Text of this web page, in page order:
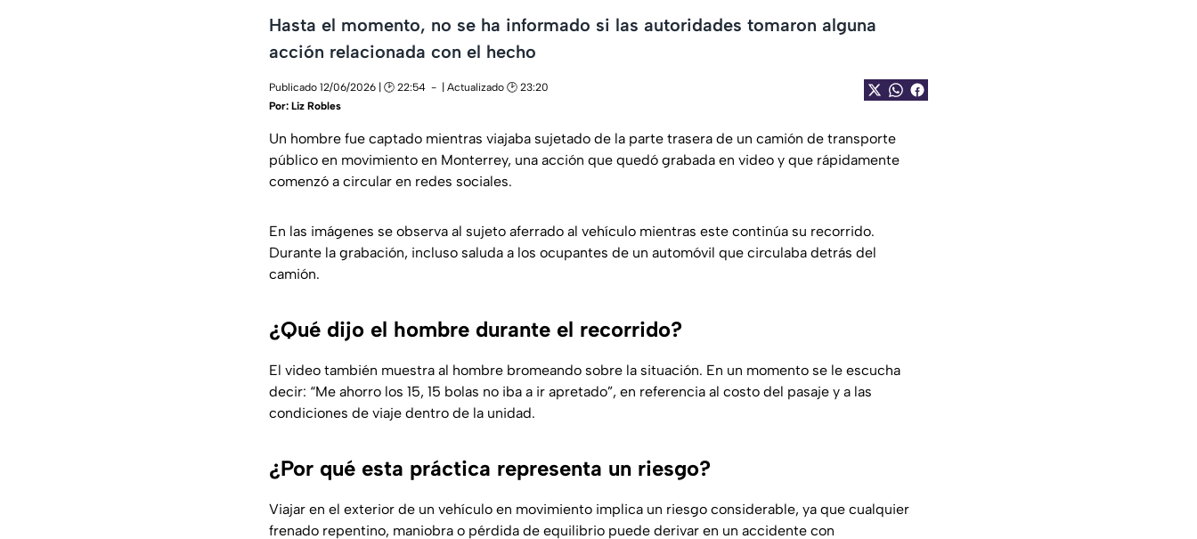
Hasta el momento, no se ha informado si las autoridades tomaron alguna
acción relacionada con el hecho
Publicado 12/06/2026 | 🕑 22:54
| Actualizado 🕑 23:20
Por: Liz Robles
Un hombre fue captado mientras viajaba sujetado de la parte trasera de un camión de transporte
público en movimiento en Monterrey, una acción que quedó grabada en video y que rápidamente
comenzó a circular en redes sociales.
En las imágenes se observa al sujeto aferrado al vehículo mientras este continúa su recorrido.
Durante la grabación, incluso saluda a los ocupantes de un automóvil que circulaba detrás del
camión.
¿Qué dijo el hombre durante el recorrido?
El video también muestra al hombre bromeando sobre la situación. En un momento se le escucha
decir: “Me ahorro los 15, 15 bolas no iba a ir apretado”, en referencia al costo del pasaje y a las
condiciones de viaje dentro de la unidad.
¿Por qué esta práctica representa un riesgo?
Viajar en el exterior de un vehículo en movimiento implica un riesgo considerable, ya que cualquier
frenado repentino, maniobra o pérdida de equilibrio puede derivar en un accidente con